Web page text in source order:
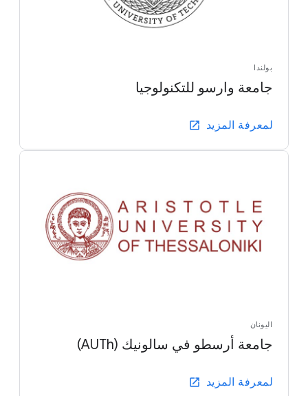
بولندا
جامعة وارسو للتكنولوجيا
لمعرفة المزيد
اليونان
جامعة أرسطو في سالونيك (AUTh)
لمعرفة المزيد